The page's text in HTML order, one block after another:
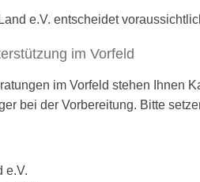
e.V. entscheidet
im Vorfeld
im Vorfeld stehen Ihnen
bei der Vorbereitung. Bitte
e.V.